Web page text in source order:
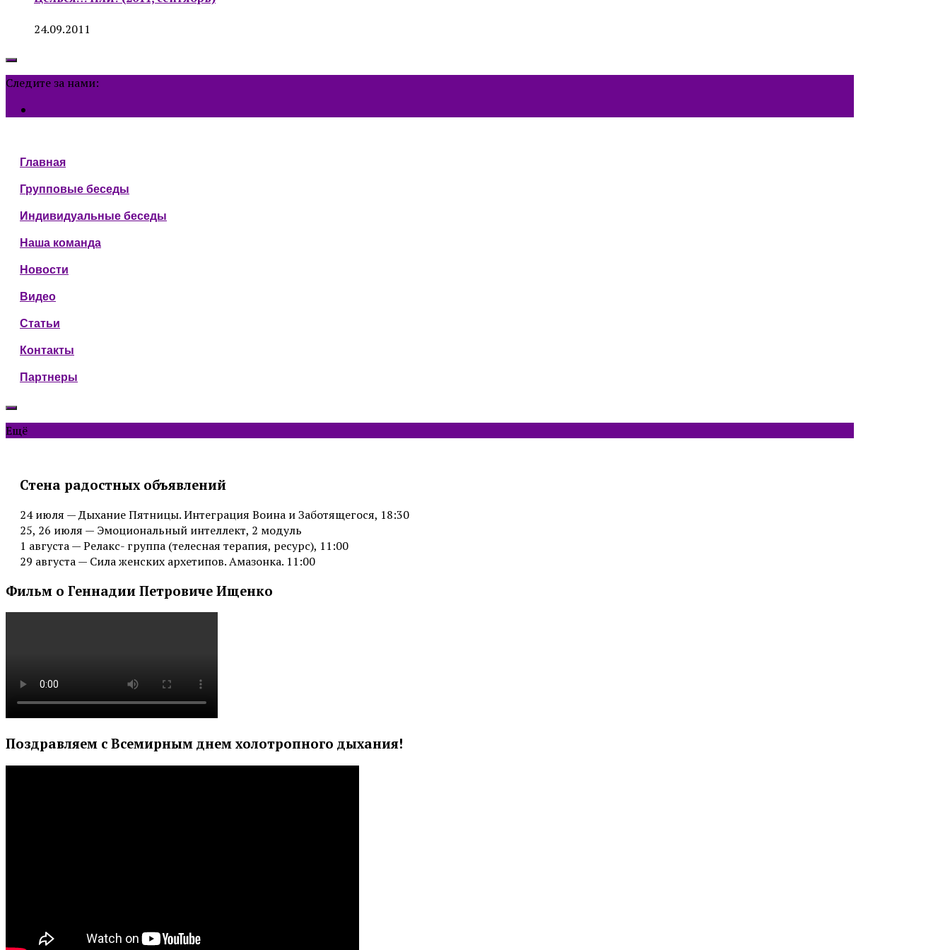
24.09.2011
Следите за нами:
Главная
Групповые беседы
Индивидуальные беседы
Наша команда
Новости
Видео
Статьи
Контакты
Партнеры
Ещё
Стена радостных объявлений
24 июля — Дыхание Пятницы. Интеграция Воина и Заботящегося, 18:30
25, 26 июля — Эмоциональный интеллект, 2 модуль
1 августа — Релакс- группа (телесная терапия, ресурс), 11:00
29 августа — Сила женских архетипов. Амазонка. 11:00
Фильм о Геннадии Петровиче Ищенко
Поздравляем с Всемирным днем холотропного дыхания!